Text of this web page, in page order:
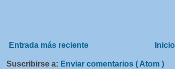
Entrada más reciente Inicio
Suscribirse a: Enviar comentarios ( Atom )